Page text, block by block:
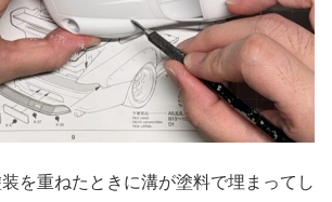
を重ねたときに溝が塗料で埋まってし